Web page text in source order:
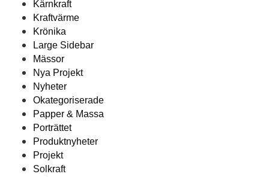
Kärnkraft
Kraftvärme
Krönika
Large Sidebar
Mässor
Nya Projekt
Nyheter
Okategoriserade
Papper & Massa
Porträttet
Produktnyheter
Projekt
Solkraft